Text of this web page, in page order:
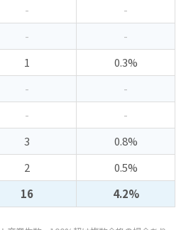
-
-
-
-
1
0.3%
-
-
-
-
3
0.8%
2
0.5%
16 4.2%